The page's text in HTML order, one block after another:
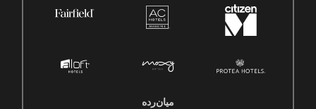
میان‌رده